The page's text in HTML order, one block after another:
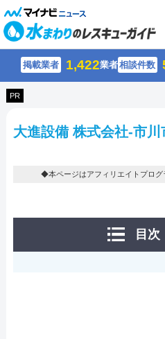
掲載業者 1,422業者相談件数
PR
大進設備 株式会社-市川
◆本ページはアフィリエイトプログ
目次